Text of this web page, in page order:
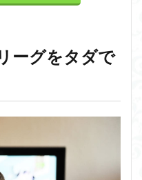
ーグをタダで